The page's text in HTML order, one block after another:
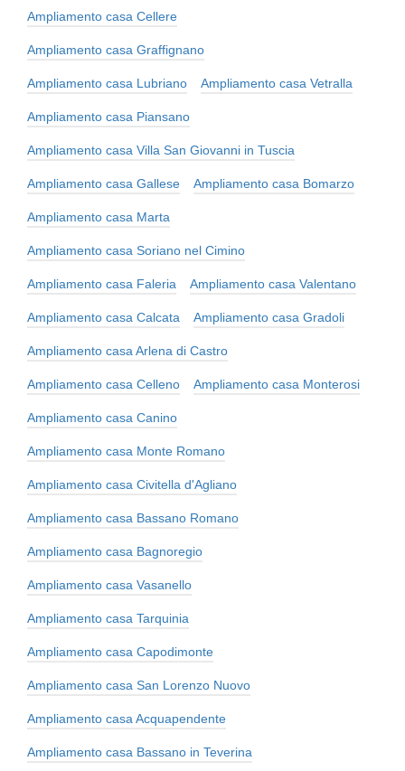
Ampliamento casa Cellere
Ampliamento casa Graffignano
Ampliamento casa Lubriano Ampliamento casa Vetralla
Ampliamento casa Piansano
Ampliamento casa Villa San Giovanni in Tuscia
Ampliamento casa Gallese Ampliamento casa Bomarzo
Ampliamento casa Marta
Ampliamento casa Soriano nel Cimino
Ampliamento casa Faleria Ampliamento casa Valentano
Ampliamento casa Calcata Ampliamento casa Gradoli
Ampliamento casa Arlena di Castro
Ampliamento casa Celleno Ampliamento casa Monterosi
Ampliamento casa Canino
Ampliamento casa Monte Romano
Ampliamento casa Civitella d'Agliano
Ampliamento casa Bassano Romano
Ampliamento casa Bagnoregio
Ampliamento casa Vasanello
Ampliamento casa Tarquinia
Ampliamento casa Capodimonte
Ampliamento casa San Lorenzo Nuovo
Ampliamento casa Acquapendente
Ampliamento casa Bassano in Teverina